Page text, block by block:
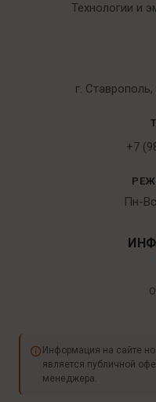
Технологии и
г.
+7
Пн-
Информация на сайте
является публичной
менеджера.